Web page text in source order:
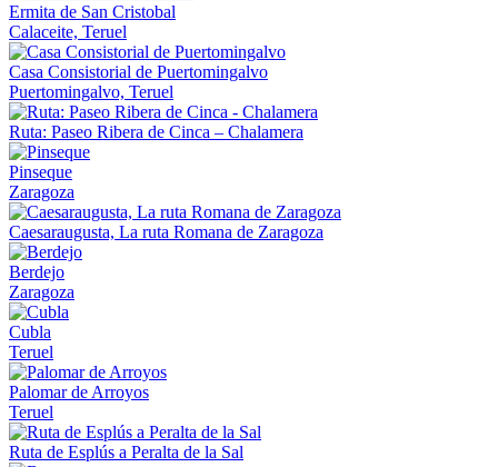
Ermita de San Cristobal
Calaceite, Teruel
Casa Consistorial de Puertomingalvo
Puertomingalvo, Teruel
Ruta: Paseo Ribera de Cinca – Chalamera
Pinseque
Zaragoza
Caesaraugusta, La ruta Romana de Zaragoza
Berdejo
Zaragoza
Cubla
Teruel
Palomar de Arroyos
Teruel
Ruta de Esplús a Peralta de la Sal